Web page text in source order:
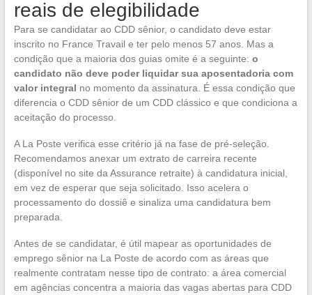
reais de elegibilidade
Para se candidatar ao CDD sênior, o candidato deve estar
inscrito no France Travail e ter pelo menos 57 anos. Mas a
condição que a maioria dos guias omite é a seguinte: o
candidato não deve poder liquidar sua aposentadoria com
valor integral no momento da assinatura. É essa condição que
diferencia o CDD sênior de um CDD clássico e que condiciona a
aceitação do processo.
A La Poste verifica esse critério já na fase de pré-seleção.
Recomendamos anexar um extrato de carreira recente
(disponível no site da Assurance retraite) à candidatura inicial,
em vez de esperar que seja solicitado. Isso acelera o
processamento do dossiê e sinaliza uma candidatura bem
preparada.
Antes de se candidatar, é útil mapear as oportunidades de
emprego sênior na La Poste de acordo com as áreas que
realmente contratam nesse tipo de contrato: a área comercial
em agências concentra a maioria das vagas abertas para CDD